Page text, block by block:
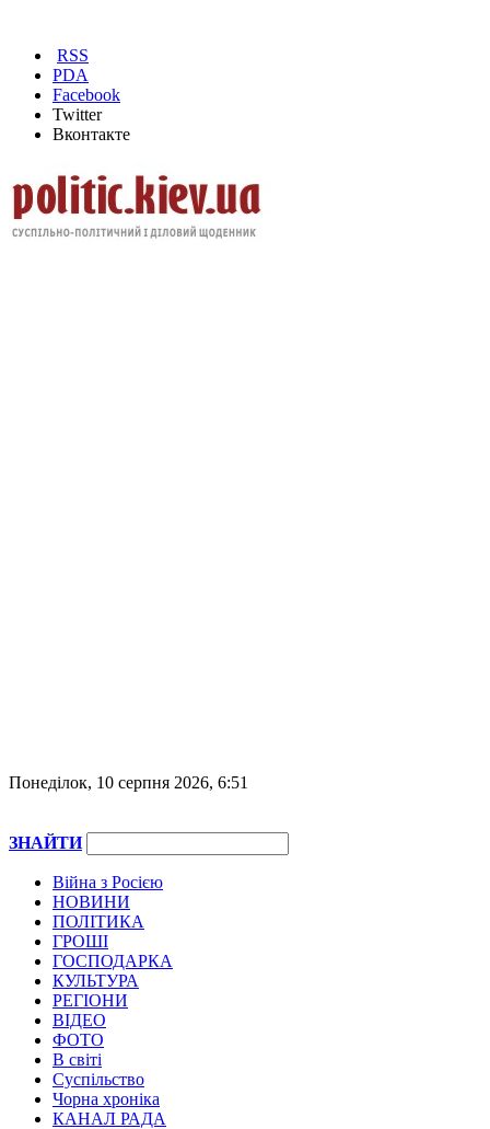
RSS
PDA
Facebook
Twitter
Вконтакте
Понеділок, 10 серпня 2026, 6:51
ЗНАЙТИ
Війна з Росією
НОВИНИ
ПОЛІТИКА
ГРОШІ
ГОСПОДАРКА
КУЛЬТУРА
РЕГІОНИ
ВІДЕО
ФОТО
В світі
Суспільство
Чорна хроніка
КАНАЛ РАДА